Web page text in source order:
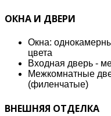
ОКНА И ДВЕРИ
Окна:
цвета
Входная дверь -
Межкомнатные
(филенчатые)
ВНЕШНЯЯ ОТДЕЛКА